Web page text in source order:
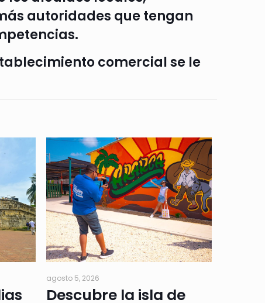
autoridades que tengan
comercial se le
agosto 5, 2026
Descubre la isla de